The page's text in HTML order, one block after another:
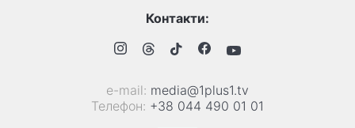
Контакти:
е-mail: media@1plus1.tv
Телефон: +38 044 490 01 01